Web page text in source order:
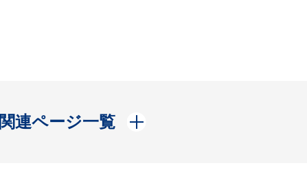
関連ページ一覧
開く